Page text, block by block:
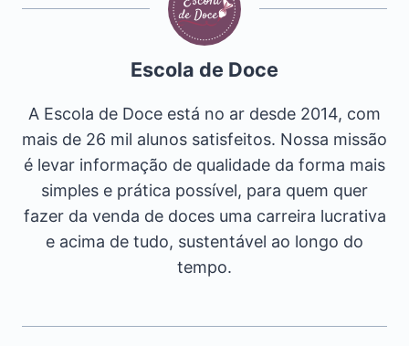
Escola de Doce
A Escola de Doce está no ar desde 2014, com
mais de 26 mil alunos satisfeitos. Nossa missão
é levar informação de qualidade da forma mais
simples e prática possível, para quem quer
fazer da venda de doces uma carreira lucrativa
e acima de tudo, sustentável ao longo do
tempo.